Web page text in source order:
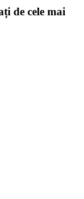
de cele mai